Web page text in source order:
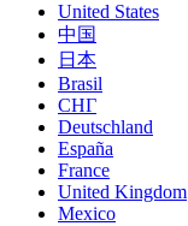
United States
中国
日本
Brasil
СНГ
Deutschland
España
France
United Kingdom
Mexico